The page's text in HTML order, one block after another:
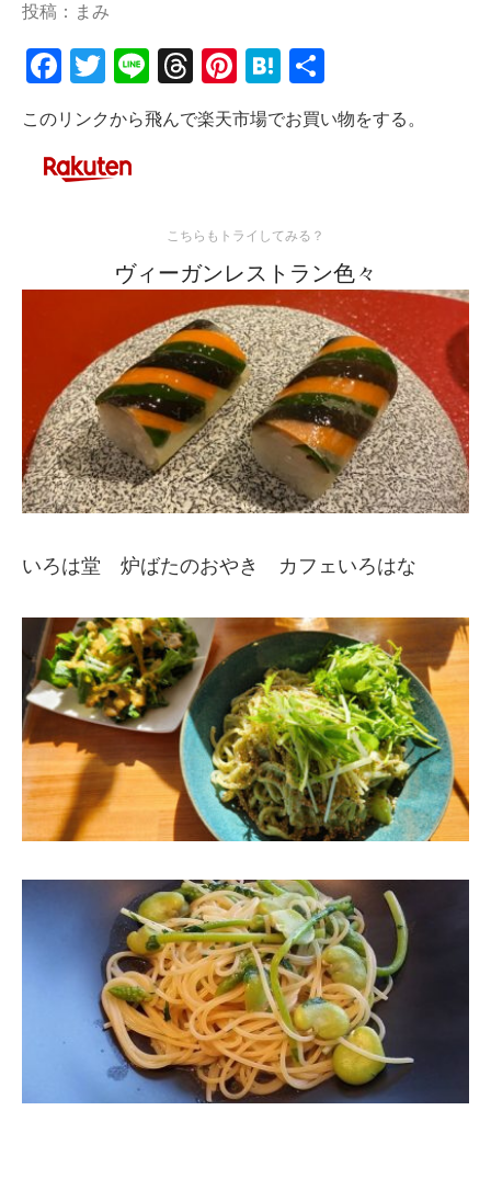
投稿：まみ
Facebook
Twitter
LineThreads
Pinterest
Hatena
有
このリンクから飛んで楽天市場でお買い物をする。
こちらもトライしてみる？
ヴィーガンレストラン色々
いろは堂 炉ばたのおやき カフェいろはな